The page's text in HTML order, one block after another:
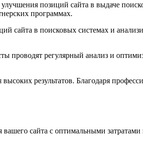
позиций сайта в выдаче
программах.
сайта в поисковых системах и
регулярный анализ и
результатов. Благодаря
сайта с оптимальными